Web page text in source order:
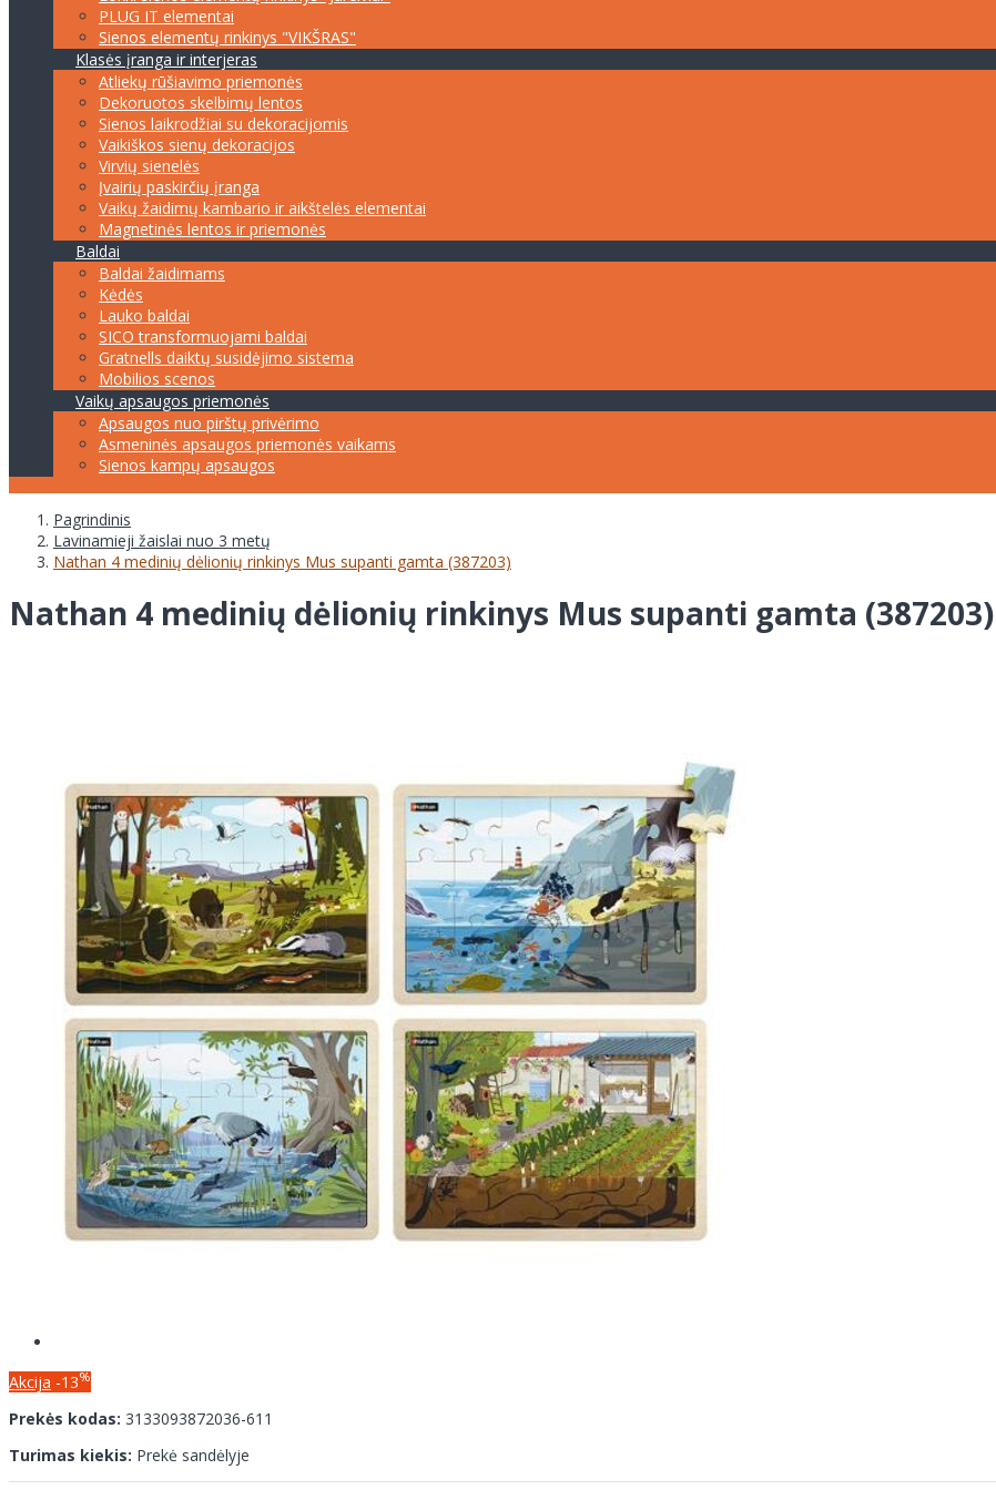
PLUG IT elementai
Sienos elementų rinkinys "VIKŠRAS"
Klasės įranga ir interjeras
Atliekų rūšiavimo priemonės
Dekoruotos skelbimų lentos
Sienos laikrodžiai su dekoracijomis
Vaikiškos sienų dekoracijos
Virvių sienelės
Įvairių paskirčių įranga
Vaikų žaidimų kambario ir aikštelės elementai
Magnetinės lentos ir priemonės
Baldai
Baldai žaidimams
Kėdės
Lauko baldai
SICO transformuojami baldai
Gratnells daiktų susidėjimo sistema
Mobilios scenos
Vaikų apsaugos priemonės
Apsaugos nuo pirštų privėrimo
Asmeninės apsaugos priemonės vaikams
Sienos kampų apsaugos
Pagrindinis
Lavinamieji žaislai nuo 3 metų
Nathan 4 medinių dėlionių rinkinys Mus supanti gamta (387203)
Nathan 4 medinių dėlionių rinkinys Mus supanti gamta (387203)
Akcija -13%
Prekės kodas: 3133093872036-611
Turimas kiekis: Prekė sandėlyje